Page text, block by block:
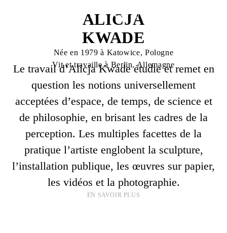
ALICJA
KWADE
Née en 1979 à Katowice, Pologne
Vit et travaille à Berlin, Allemagne
Le travail d’Alicja Kwade étudie et remet en
question les notions universellement
acceptées d’espace, de temps, de science et
de philosophie, en brisant les cadres de la
perception. Les multiples facettes de la
pratique l’artiste englobent la sculpture,
l’installation publique, les œuvres sur papier,
les vidéos et la photographie.
EN SAVOIR PLUS